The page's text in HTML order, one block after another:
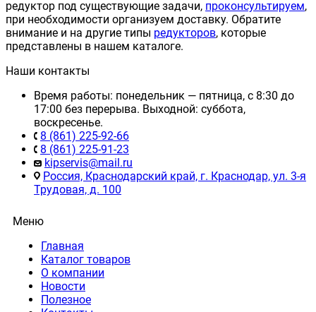
редуктор под существующие задачи, проконсультируем,
при необходимости организуем доставку. Обратите
внимание и на другие типы редукторов, которые
представлены в нашем каталоге.
Наши контакты
Время работы: понедельник — пятница, с 8:30 до
17:00 без перерыва. Выходной: суббота,
воскресенье.
8 (861) 225-92-66
8 (861) 225-91-23
kipservis@mail.ru
Россия, Краснодарский край, г. Краснодар, ул. 3-я
Трудовая, д. 100
Меню
Главная
Каталог товаров
О компании
Новости
Полезное